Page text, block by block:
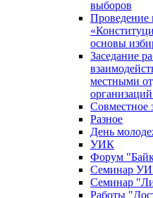
выборов
Проведение
основы
Заседание
местными
Разное
День
УИК
Форум
Семинар
Семинар
Работы